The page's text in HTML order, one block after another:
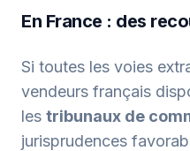
En France : des
Si toutes les voies
vendeurs français
les tribunaux de
jurisprudences